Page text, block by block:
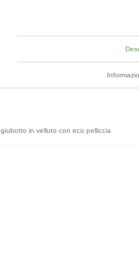
giubotto in velluto con eco pelliccia